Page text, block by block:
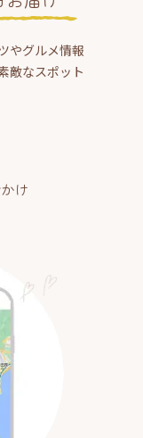
やグルメ情報
敵なスポット
け